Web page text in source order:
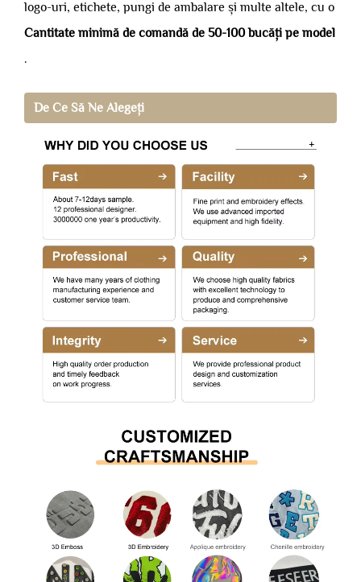
logo-uri, etichete, pungi de ambalare și multe altele, cu o
Cantitate minimă de comandă de 50-100 bucăți pe model
.
De Ce Să Ne Alegeți